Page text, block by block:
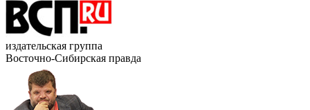
издательская группа
Восточно-Сибирская правда